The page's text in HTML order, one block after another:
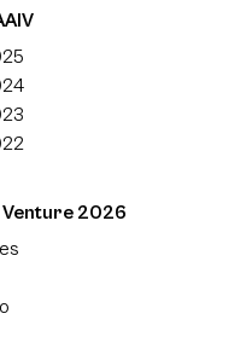
Venture 2026